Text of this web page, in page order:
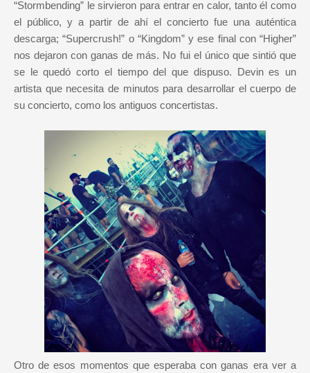
“Stormbending” le sirvieron para entrar en calor, tanto él como
el público, y a partir de ahí el concierto fue una auténtica
descarga; “Supercrush!” o “Kingdom” y ese final con “Higher”
nos dejaron con ganas de más. No fui el único que sintió que
se le quedó corto el tiempo del que dispuso. Devin es un
artista que necesita de minutos para desarrollar el cuerpo de
su concierto, como los antiguos concertistas.
Otro de esos momentos que esperaba con ganas era ver a